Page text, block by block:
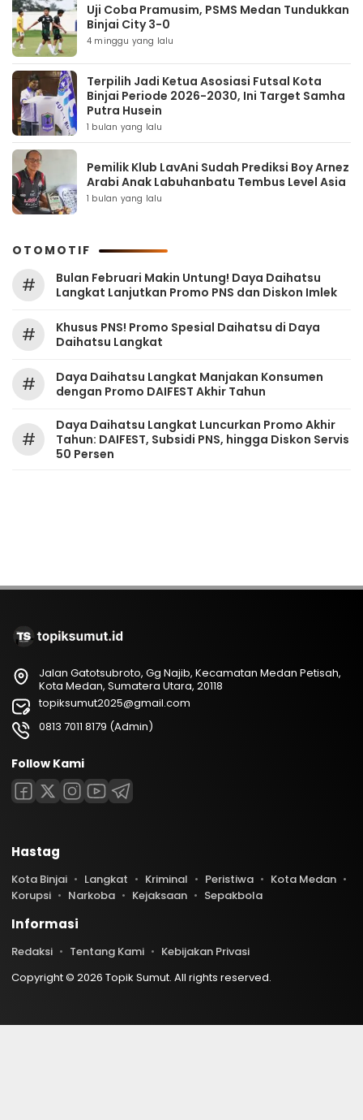
Uji Coba Pramusim, PSMS Medan Tundukkan
Binjai City 3-0
4 minggu yang lalu
Terpilih Jadi Ketua Asosiasi Futsal Kota
Binjai Periode 2026-2030, Ini Target Samha
Putra Husein
1 bulan yang lalu
Pemilik Klub LavAni Sudah Prediksi Boy Arnez
Arabi Anak Labuhanbatu Tembus Level Asia
1 bulan yang lalu
OTOMOTIF
#
Bulan Februari Makin Untung! Daya Daihatsu
Langkat Lanjutkan Promo PNS dan Diskon Imlek
#
Khusus PNS! Promo Spesial Daihatsu di Daya
Daihatsu Langkat
#
Daya Daihatsu Langkat Manjakan Konsumen
dengan Promo DAIFEST Akhir Tahun
#
Daya Daihatsu Langkat Luncurkan Promo Akhir
Tahun: DAIFEST, Subsidi PNS, hingga Diskon Servis
50 Persen
Jalan Gatotsubroto, Gg Najib, Kecamatan Medan Petisah,
Kota Medan, Sumatera Utara, 20118
topiksumut2025@gmail.com
0813 7011 8179 (Admin)
Follow Kami
Hastag
Kota Binjai Langkat Kriminal Peristiwa
Kota Medan
Korupsi
Narkoba Kejaksaan Sepakbola
Informasi
Redaksi Tentang Kami
Kebijakan Privasi
Copyright © 2026 Topik Sumut. All rights reserved.